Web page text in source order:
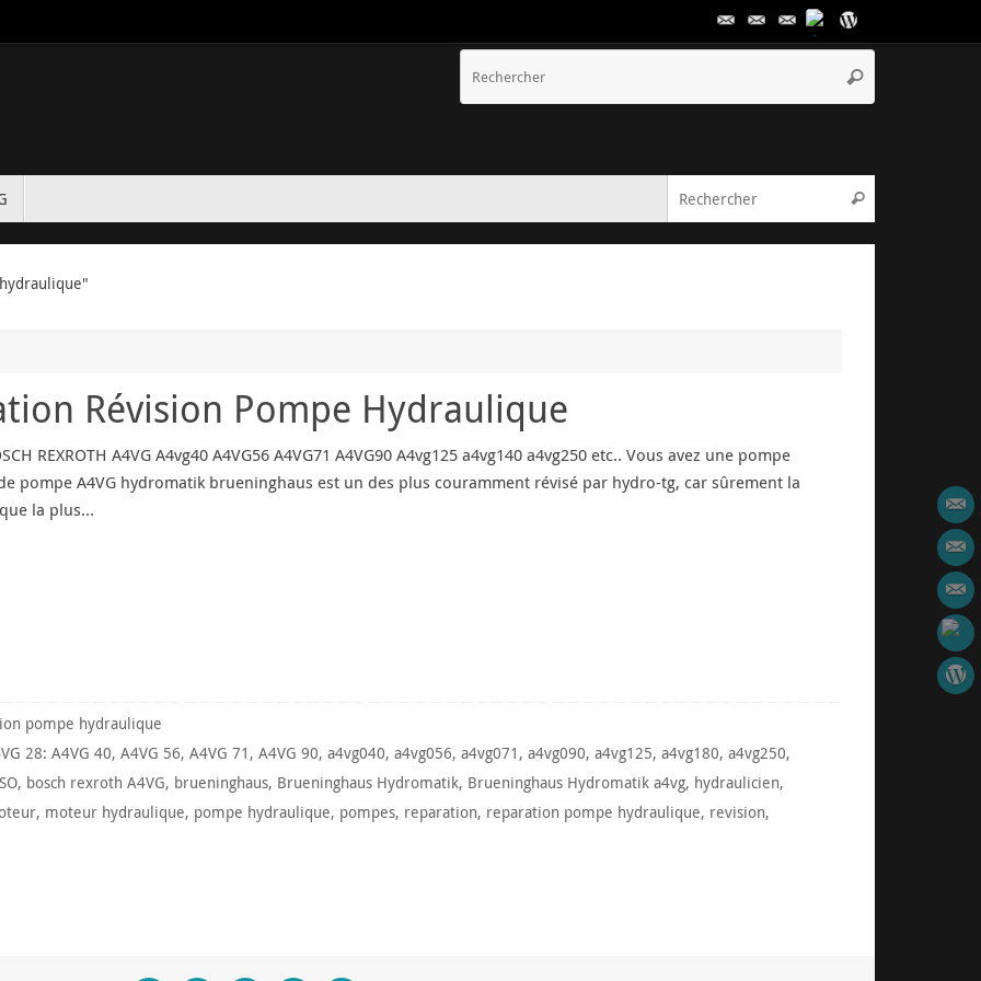
Rechercher
Rechercher
Révision Pompe Hydraulique
REXROTH A4VG A4vg40 A4VG56 A4VG71 A4VG90 A4vg125 a4vg140 a4vg250 etc.. Vous avez une pompe
pompe A4VG hydromatik brueninghaus est un des plus couramment révisé par hydro-tg, car sûrement la
la plus…
pompe hydraulique
28: A4VG 40,A4VG 56,A4VG 71 ,A4VG 90,a4vg040,a4vg056,a4vg071 ,a4vg090,a4vg125,a4vg180,a4vg250,
, bosch rexroth A4VG, brueninghaus, Brueninghaus Hydromatik, Brueninghaus Hydromatik a4vg, hydraulicien,
, moteur hydraulique, pompe hydraulique, pompes, reparation, reparation pompe hydraulique, revision,